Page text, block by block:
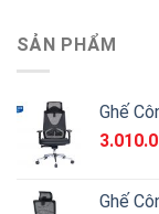
SẢN PHẨM
Ghế
Ghế